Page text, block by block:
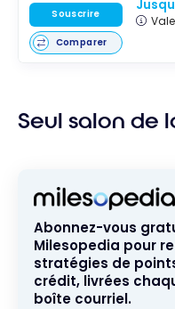
Souscrire
Comparer
Seul salon de
Abonnez-vous
Milesopedia pour
stratégies de
crédit, livrées
boîte courriel.